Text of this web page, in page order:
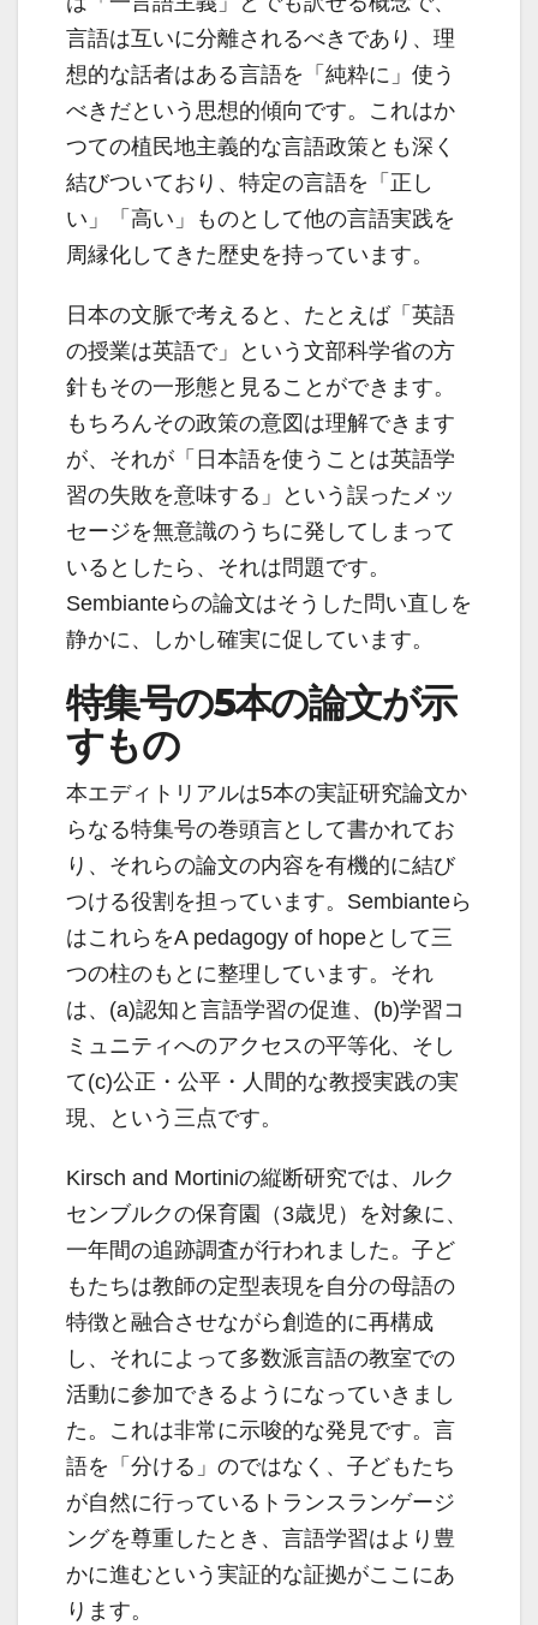
言語は互いに分離されるべきであり、理
想的な話者はある言語を「純粋に」使う
べきだという思想的傾向です。これはか
つての植民地主義的な言語政策とも深く
結びついており、特定の言語を「正し
い」「高い」ものとして他の言語実践を
周縁化してきた歴史を持っています。
日本の文脈で考えると、たとえば「英語
の授業は英語で」という文部科学省の方
針もその一形態と見ることができます。
もちろんその政策の意図は理解できます
が、それが「日本語を使うことは英語学
習の失敗を意味する」という誤ったメッ
セージを無意識のうちに発してしまって
いるとしたら、それは問題です。
Sembianteらの論文はそうした問い直しを
静かに、しかし確実に促しています。
特集号の5本の論文が示
すもの
本エディトリアルは5本の実証研究論文か
らなる特集号の巻頭言として書かれてお
り、それらの論文の内容を有機的に結び
つける役割を担っています。Sembianteら
はこれらをA pedagogy of hopeとして三
つの柱のもとに整理しています。それ
は、(a)認知と言語学習の促進、(b)学習コ
ミュニティへのアクセスの平等化、そし
て(c)公正・公平・人間的な教授実践の実
現、という三点です。
Kirsch and Mortiniの縦断研究では、ルク
センブルクの保育園（3歳児）を対象に、
一年間の追跡調査が行われました。子ど
もたちは教師の定型表現を自分の母語の
特徴と融合させながら創造的に再構成
し、それによって多数派言語の教室での
活動に参加できるようになっていきまし
た。これは非常に示唆的な発見です。言
語を「分ける」のではなく、子どもたち
が自然に行っているトランスランゲージ
ングを尊重したとき、言語学習はより豊
かに進むという実証的な証拠がここにあ
ります。